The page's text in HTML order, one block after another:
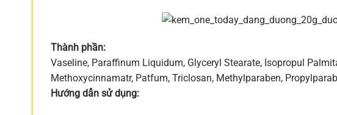
Thành phần:
Vaseline, Paraffinum Liquidum, Glyceryl Stearate, Isopropul
Methoxycinnamatr, Patfum, Triclosan, Methylparaben,
Hướng dẫn sử dụng: